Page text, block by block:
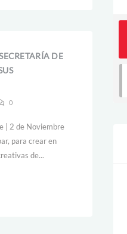
DE
0
| 2 de Noviembre
para crear en
de...